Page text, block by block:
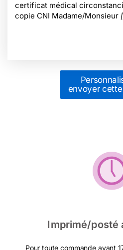
certificat médical
copie CNI Madame/Monsieur
envoyer
Imprimé/posté
Pour toute commande avant